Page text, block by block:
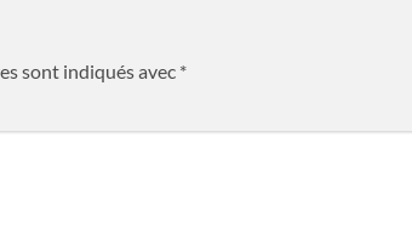
sont indiqués avec *